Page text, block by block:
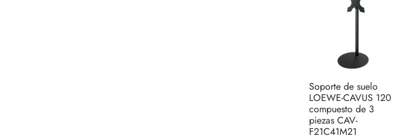
Soporte de suelo
LOEWE-CAVUS 120
compuesto de 3
piezas CAV-
F21C41M21